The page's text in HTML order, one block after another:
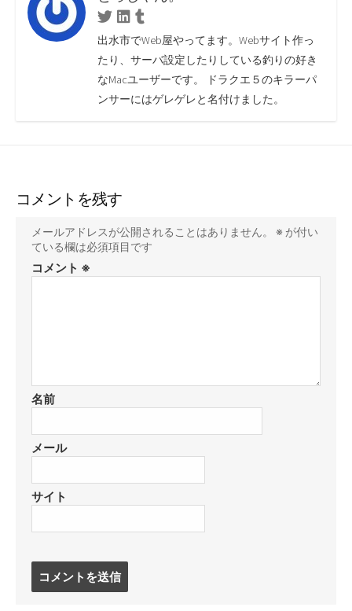
TwitterLinkedin
出水市でWeb屋やってます。Webサイト作っ
たり、サーバ設定したりしている釣りの好き
なMacユーザーです。 ドラクエ５のキラーパ
ンサーにはゲレゲレと名付けました。
コメントを残す
メールアドレスが公開されることはありません。 ※ が付い
ている欄は必須項目です
コメント ※
名前
メール
サイト